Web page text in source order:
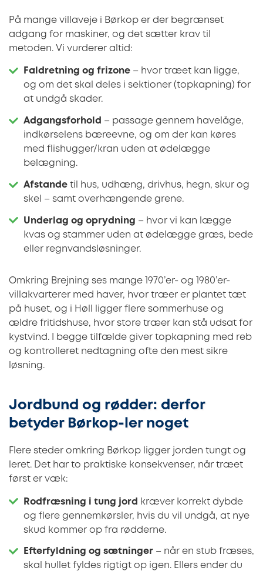
På mange villaveje i Børkop er der begrænset
adgang for maskiner, og det sætter krav til
metoden. Vi vurderer altid:
Faldretning og frizone – hvor træet kan ligge,
og om det skal deles i sektioner (topkapning) for
at undgå skader.
Adgangsforhold – passage gennem havelåge,
indkørselens bæreevne, og om der kan køres
med flishugger/kran uden at ødelægge
belægning.
Afstande til hus, udhæng, drivhus, hegn, skur og
skel – samt overhængende grene.
Underlag og oprydning – hvor vi kan lægge
kvas og stammer uden at ødelægge græs, bede
eller regnvandsløsninger.
Omkring Brejning ses mange 1970’er- og 1980’er-
villakvarterer med haver, hvor træer er plantet tæt
på huset, og i Høll ligger flere sommerhuse og
ældre fritidshuse, hvor store træer kan stå udsat for
kystvind. I begge tilfælde giver topkapning med reb
og kontrolleret nedtagning ofte den mest sikre
løsning.
Jordbund og rødder: derfor
betyder Børkop-ler noget
Flere steder omkring Børkop ligger jorden tungt og
leret. Det har to praktiske konsekvenser, når træet
først er væk:
Rodfræsning i tung jord kræver korrekt dybde
og flere gennemkørsler, hvis du vil undgå, at nye
skud kommer op fra rødderne.
Efterfyldning og sætninger – når en stub fræses,
skal hullet fyldes rigtigt op igen. Ellers ender du